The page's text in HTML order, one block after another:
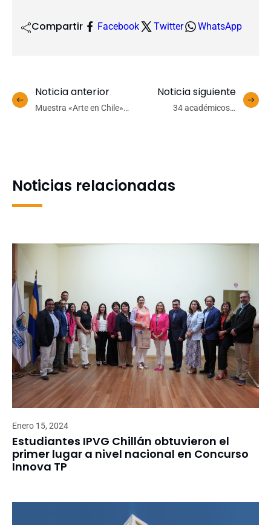
Compartir Facebook Twitter WhatsApp
Noticia anterior
Muestra «Arte en Chile»
Noticia siguiente
34 académicos y
Noticias relacionadas
Enero 15, 2024
Estudiantes IPVG Chillán obtuvieron el
primer lugar a nivel nacional en Concurso
Innova TP